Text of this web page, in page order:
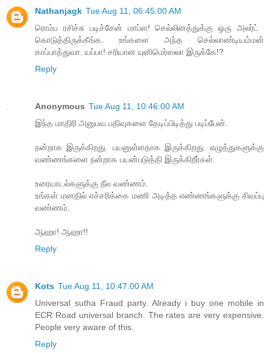
Nathanjagk Tue Aug 11, 06:45:00 AM
ரொம்ப ரசிச்சு படிச்சேன் மாப்ள! ​செல்லினத்துக்கு ஒரு அலர்ட் ​
கொடுத்திருக்கீங்க. உங்களை அந்த ​செல்லாண்டியம்மன்
காப்பாத்துவா. யப்பா! சரியான யுனிமெர்ஸலா இருக்கே!?
Reply
Anonymous Tue Aug 11, 10:46:00 AM
இந்த மாதிரி அனுபவ பதிவுகளை தேடிப்பிடித்து படிப்பேன்.
நன்றாக இருக்கிறது. பயனுள்ளதாக இருக்கிறது. எழுத்துகளுக்கு
வண்ணங்களை நன்றாக பயன்படுத்தி இருக்கிறீர்கள்.
உரையாடல்களுக்கு நீல வண்ணம்.
உங்கள் மனதில் எச்சரிக்கை மணி அடித்த எண்ணங்களுக்கு சிவப்பு
வண்ணம்.
ஆஹா! ஆஹா!!
Reply
Kots Tue Aug 11, 10:47:00 AM
Universal sutha Fraud party. Already i buy one mobile in
ECR Road universal branch. The rates are very expensive.
People very aware of this.
Reply